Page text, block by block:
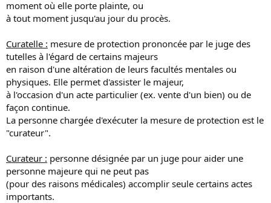
moment où elle porte plainte, ou
à tout moment jusqu'au jour du procès.
Curatelle : mesure de protection prononcée par le juge des
tutelles à l'égard de certains majeurs
en raison d'une altération de leurs facultés mentales ou
physiques. Elle permet d'assister le majeur,
à l'occasion d'un acte particulier (ex. vente d'un bien) ou de
façon continue.
La personne chargée d'exécuter la mesure de protection est le
"curateur".
Curateur : personne désignée par un juge pour aider une
personne majeure qui ne peut pas
(pour des raisons médicales) accomplir seule certains actes
importants.